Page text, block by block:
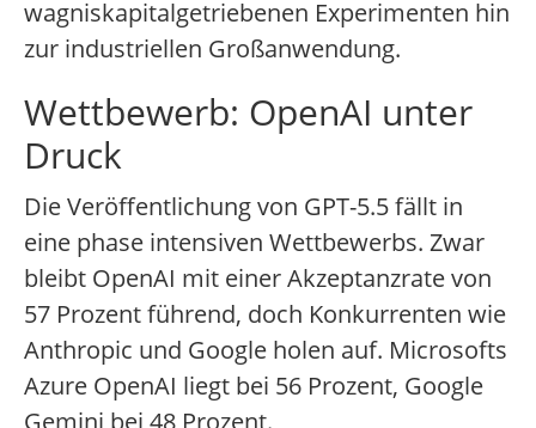
wagniskapitalgetriebenen Experimenten hin
zur industriellen Großanwendung.
Wettbewerb: OpenAI unter
Druck
Die Veröffentlichung von GPT-5.5 fällt in
eine phase intensiven Wettbewerbs. Zwar
bleibt OpenAI mit einer Akzeptanzrate von
57 Prozent führend, doch Konkurrenten wie
Anthropic und Google holen auf. Microsofts
Azure OpenAI liegt bei 56 Prozent, Google